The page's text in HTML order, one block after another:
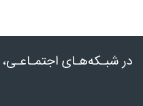
در شبـکه‌هـای اجتمـاعـی،